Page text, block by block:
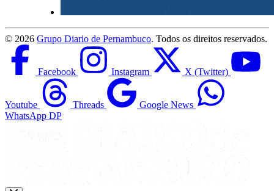
© 2026 Grupo Diario de Pernambuco. Todos os direitos reservados.
Facebook Instagram X (Twitter)
Youtube Threads
Google News
WhatsApp DP